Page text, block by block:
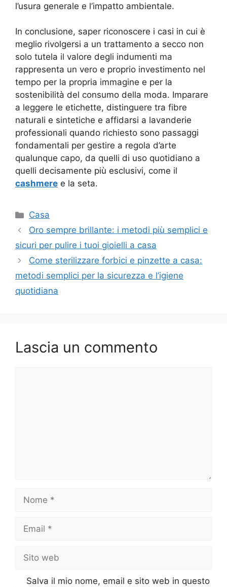
l’usura generale e l’impatto ambientale.
In conclusione, saper riconoscere i casi in cui è
meglio rivolgersi a un trattamento a secco non
solo tutela il valore degli indumenti ma
rappresenta un vero e proprio investimento nel
tempo per la propria immagine e per la
sostenibilità del consumo della moda. Imparare
a leggere le etichette, distinguere tra fibre
naturali e sintetiche e affidarsi a lavanderie
professionali quando richiesto sono passaggi
fondamentali per gestire a regola d’arte
qualunque capo, da quelli di uso quotidiano a
quelli decisamente più esclusivi, come il
cashmere e la seta.
Categorie
Casa
Oro sempre brillante: i metodi più semplici e
sicuri per pulire i tuoi gioielli a casa
Come sterilizzare forbici e pinzette a casa:
metodi semplici per la sicurezza e l’igiene
quotidiana
Lascia un commento
Nome
Email
Sito
web
Salva il mio nome, email e sito web in questo